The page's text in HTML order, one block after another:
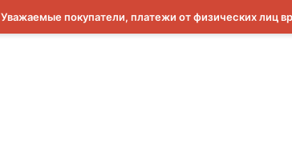
Уважаемые покупатели, платежи от физических лиц